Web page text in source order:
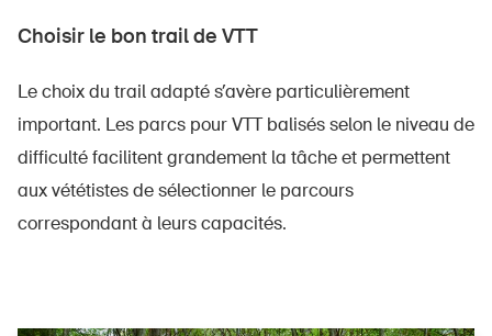
Choisir le bon trail de VTT
Le choix du trail adapté s’avère particulièrement
important. Les parcs pour VTT balisés selon le niveau de
difficulté facilitent grandement la tâche et permettent
aux vététistes de sélectionner le parcours
correspondant à leurs capacités.